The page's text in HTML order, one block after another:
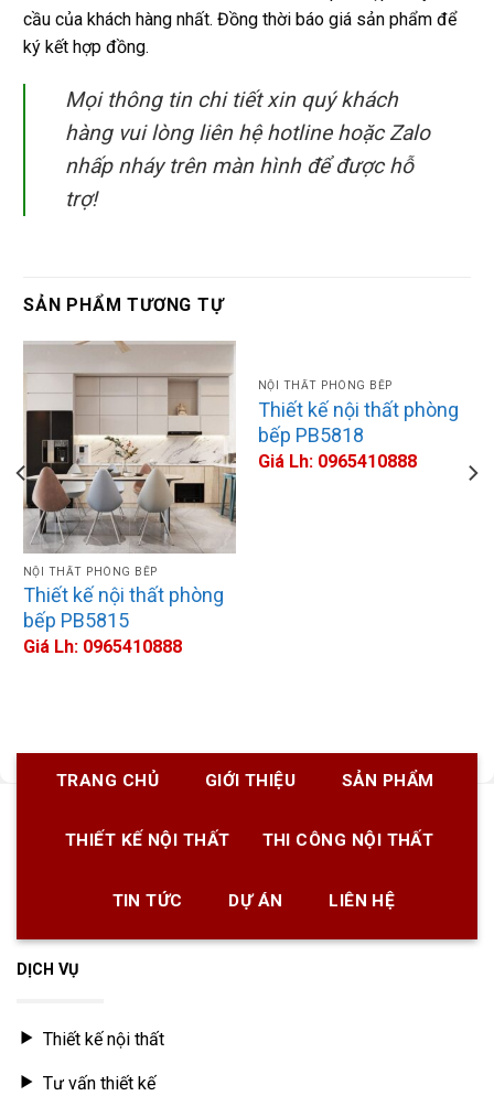
cầu của khách hàng nhất. Đồng thời báo giá sản phẩm để
ký kết hợp đồng.
Mọi thông tin chi tiết xin quý khách
hàng vui lòng liên hệ hotline hoặc Zalo
nhấp nháy trên màn hình để được hỗ
trợ!
SẢN PHẨM TƯƠNG TỰ
NỘI THẤT PHÒNG BẾP
Thiết kế nội thất phòng
bếp PB5815
Giá Lh: 0965410888
NỘI THẤT PHÒNG BẾP
Thiết kế nội thất phòng
bếp PB5818
Giá Lh: 0965410888
TRANG CHỦ GIỚI THIỆU SẢN PHẨM
THIẾT KẾ NỘI THẤT THI CÔNG NỘI THẤT
TIN TỨC DỰ ÁN LIÊN HỆ
DỊCH VỤ
Thiết kế nội thất
Tư vấn thiết kế